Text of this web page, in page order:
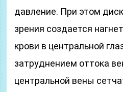
давление. При этом
зрения создается
крови в центральной
затруднением оттока
центральной вены